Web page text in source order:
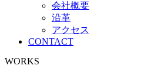
会社概要
沿革
アクセス
CONTACT
WORKS